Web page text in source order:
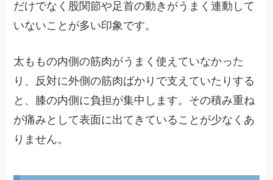
だけでなく股関節や足首の動きがうまく連動して
いないことが多い印象です。
太ももの内側の筋肉がうまく使えていなかった
り、反対に外側の筋肉ばかりで支えていたりする
と、膝の内側に負担が集中します。その積み重ね
が痛みとして表面に出てきていることが少なくあ
りません。